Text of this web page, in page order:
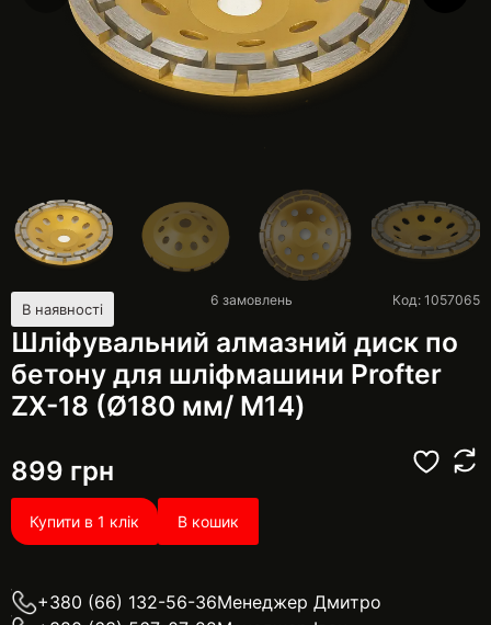
В наявності
Шліфувальний алмазний диск по
бетону для шліфмашини Profter
ZX-18 (Ø180 мм/ М14)
Код: 1057065
6 замовлень
899 грн
Купити в 1 клік В кошик
+380 (66) 132-56-36Менеджер Дмитро